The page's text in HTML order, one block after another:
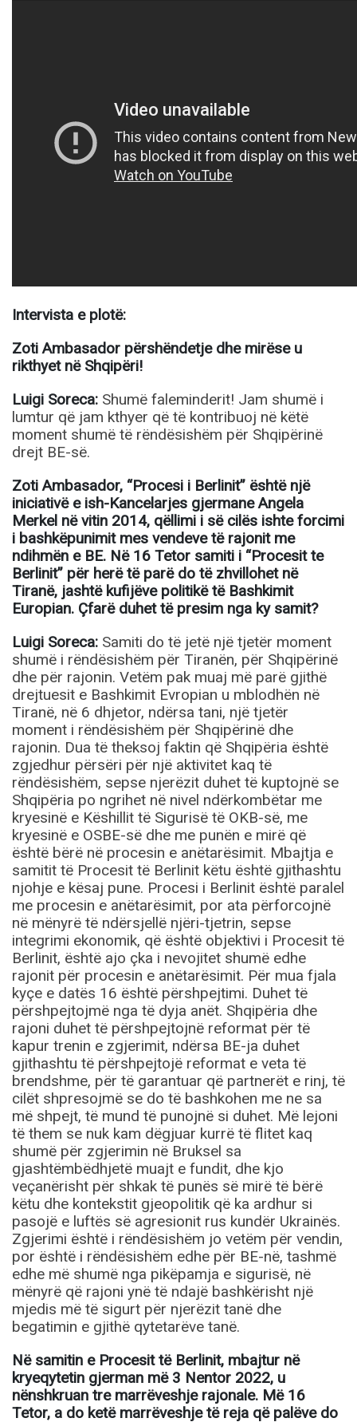
Intervista e plotë:
Zoti Ambasador përshëndetje dhe mirëse u
rikthyet në Shqipëri!
Luigi Soreca: Shumë faleminderit! Jam shumë i
lumtur që jam kthyer që të kontribuoj në këtë
moment shumë të rëndësishëm për Shqipërinë
drejt BE-së.
Zoti Ambasador, “Procesi i Berlinit” është një
iniciativë e ish-Kancelarjes gjermane Angela
Merkel në vitin 2014, qëllimi i së cilës ishte forcimi
i bashkëpunimit mes vendeve të rajonit me
ndihmën e BE. Në 16 Tetor samiti i “Procesit te
Berlinit” për herë të parë do të zhvillohet në
Tiranë, jashtë kufijëve politikë të Bashkimit
Europian. Çfarë duhet të presim nga ky samit?
Luigi Soreca: Samiti do të jetë një tjetër moment
shumë i rëndësishëm për Tiranën, për Shqipërinë
dhe për rajonin. Vetëm pak muaj më parë gjithë
drejtuesit e Bashkimit Evropian u mblodhën në
Tiranë, në 6 dhjetor, ndërsa tani, një tjetër
moment i rëndësishëm për Shqipërinë dhe
rajonin. Dua të theksoj faktin që Shqipëria është
zgjedhur përsëri për një aktivitet kaq të
rëndësishëm, sepse njerëzit duhet të kuptojnë se
Shqipëria po ngrihet në nivel ndërkombëtar me
kryesinë e Këshillit të Sigurisë të OKB-së, me
kryesinë e OSBE-së dhe me punën e mirë që
është bërë në procesin e anëtarësimit. Mbajtja e
samitit të Procesit të Berlinit këtu është gjithashtu
njohje e kësaj pune. Procesi i Berlinit është paralel
me procesin e anëtarësimit, por ata përforcojnë
në mënyrë të ndërsjellë njëri-tjetrin, sepse
integrimi ekonomik, që është objektivi i Procesit të
Berlinit, është ajo çka i nevojitet shumë edhe
rajonit për procesin e anëtarësimit. Për mua fjala
kyçe e datës 16 është përshpejtimi. Duhet të
përshpejtojmë nga të dyja anët. Shqipëria dhe
rajoni duhet të përshpejtojnë reformat për të
kapur trenin e zgjerimit, ndërsa BE-ja duhet
gjithashtu të përshpejtojë reformat e veta të
brendshme, për të garantuar që partnerët e rinj, të
cilët shpresojmë se do të bashkohen me ne sa
më shpejt, të mund të punojnë si duhet. Më lejoni
të them se nuk kam dëgjuar kurrë të flitet kaq
shumë për zgjerimin në Bruksel sa
gjashtëmbëdhjetë muajt e fundit, dhe kjo
veçanërisht për shkak të punës së mirë të bërë
këtu dhe kontekstit gjeopolitik që ka ardhur si
pasojë e luftës së agresionit rus kundër Ukrainës.
Zgjerimi është i rëndësishëm jo vetëm për vendin,
por është i rëndësishëm edhe për BE-në, tashmë
edhe më shumë nga pikëpamja e sigurisë, në
mënyrë që rajoni ynë të ndajë bashkërisht një
mjedis më të sigurt për njerëzit tanë dhe
begatimin e gjithë qytetarëve tanë.
Në samitin e Procesit të Berlinit, mbajtur në
kryeqytetin gjerman më 3 Nentor 2022, u
nënshkruan tre marrëveshje rajonale. Më 16
Tetor, a do ketë marrëveshje të reja që palëve do